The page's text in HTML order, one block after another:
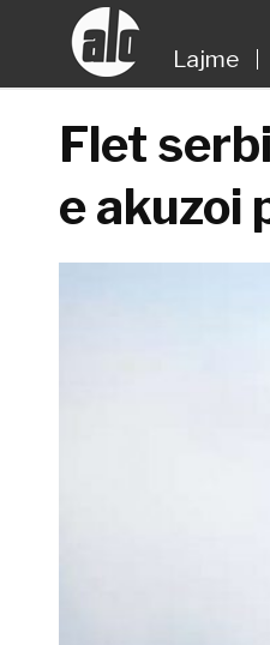
Lajme
Flet
e akuzoi